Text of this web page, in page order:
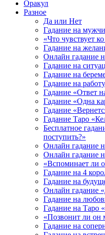
Оракул
Разное
Да или Нет
Гадание на
«Что чувствует
Гадание на
Онлайн гадание
Гадание на
Гадание на
Гадание на работу
Гадание «Ответ
Гадание «Одна
Гадание
Гадание Таро
Бесплатное
поступить?»
Онлайн гадание
Онлайн гадание
«Вспоминает ли
Гадание на 4
Гадание на
Онлайн гадание
Гадание на
Гадание на Таро
«Позвонит ли он
Гадание на